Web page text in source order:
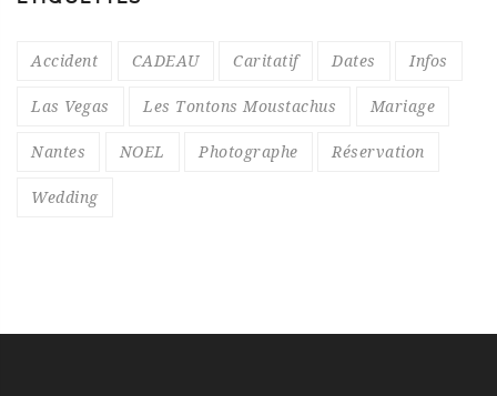
Accident CADEAU Caritatif Dates Infos
Las Vegas Les Tontons Moustachus Mariage
Nantes NOEL Photographe Réservation
Wedding